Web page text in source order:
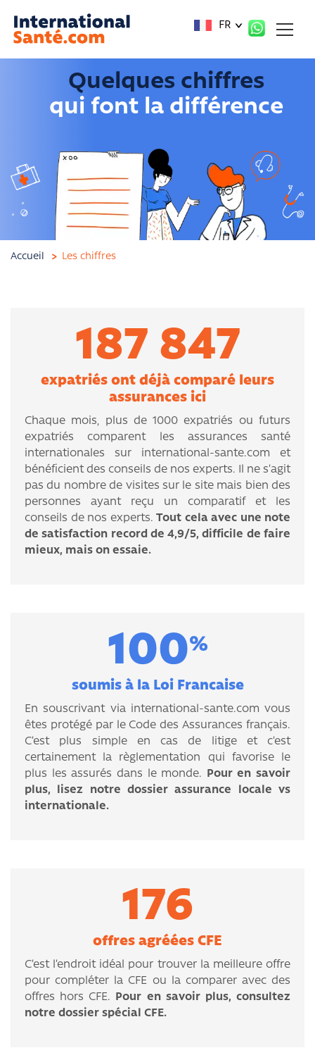
FR
Quelques chiffres
qui font la différence
Accueil Les chiffres
187 847
expatriés ont déjà comparé leurs
assurances ici
Chaque mois, plus de 1000 expatriés ou futurs
expatriés comparent les assurances santé
internationales sur international-sante.com et
bénéficient des conseils de nos experts. Il ne s’agit
pas du nombre de visites sur le site mais bien des
personnes ayant reçu un comparatif et les
conseils de nos experts. Tout cela avec une note
de satisfaction record de 4,9/5, difficile de faire
mieux, mais on essaie.
100%
soumis à la Loi Francaise
En souscrivant via international-sante.com vous
êtes protégé par le Code des Assurances français.
C’est plus simple en cas de litige et c’est
certainement la règlementation qui favorise le
plus les assurés dans le monde.
Pour en savoir
plus, lisez notre dossier assurance locale vs
internationale.
176
offres agréées CFE
C’est l’endroit idéal pour trouver la meilleure offre
pour compléter la CFE ou la comparer avec des
offres hors CFE.
Pour en savoir plus, consultez
notre dossier spécial CFE.